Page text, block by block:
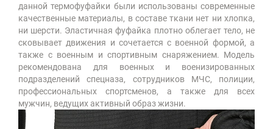
данной термофуфайки были использованы современные
качественные материалы, в составе ткани нет ни хлопка,
ни шерсти. Эластичная фуфайка плотно облегает тело, не
сковывает движения и сочетается с военной формой, а
также с военным и спортивным снаряжением. Модель
рекомендована для военных и военизированных
подразделений спецназа, сотрудников МЧС, полиции,
профессиональных спортсменов, а также для всех
мужчин, ведущих активный образ жизни.